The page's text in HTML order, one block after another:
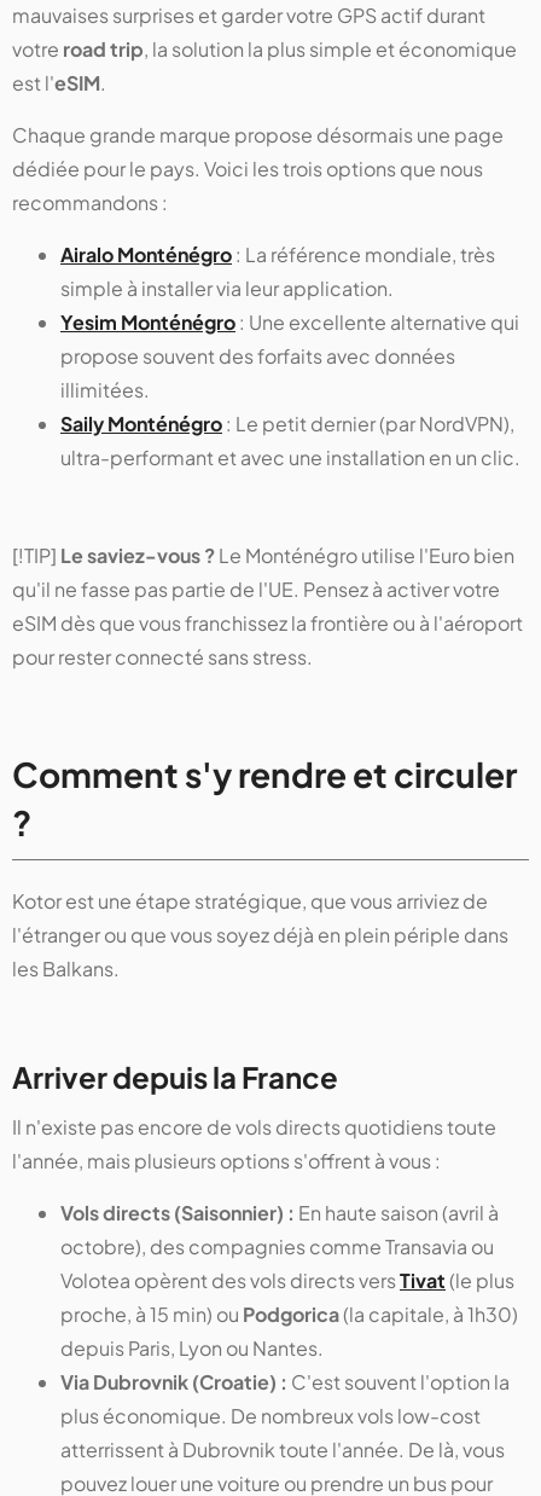
mauvaises surprises et garder votre GPS actif durant
votre road trip, la solution la plus simple et économique
est l'eSIM.
Chaque grande marque propose désormais une page
dédiée pour le pays. Voici les trois options que nous
recommandons :
Airalo Monténégro: La référence mondiale, très
simple à installer via leur application.
Yesim Monténégro: Une excellente alternative qui
propose souvent des forfaits avec données
illimitées.
Saily Monténégro: Le petit dernier (par NordVPN),
ultra-performant et avec une installation en un clic.
[!TIP] Le saviez-vous ?Le Monténégro utilise l'Euro bien
qu'il ne fasse pas partie de l'UE. Pensez à activer votre
eSIM dès que vous franchissez la frontière ou à l'aéroport
pour rester connecté sans stress.
Comment s'y rendre et circuler
?
Kotor est une étape stratégique, que vous arriviez de
l'étranger ou que vous soyez déjà en plein périple dans
les Balkans.
Arriver depuis la France
Il n'existe pas encore de vols directs quotidiens toute
l'année, mais plusieurs options s'offrent à vous :
Vols directs (Saisonnier) : En haute saison (avril à
octobre), des compagnies comme Transavia ou
Volotea opèrent des vols directs versTivat(le plus
proche, à 15 min) ou Podgorica(la capitale, à 1h30)
depuis Paris, Lyon ou Nantes.
Via Dubrovnik (Croatie) : C'est souvent l'option la
plus économique. De nombreux vols low-cost
atterrissent à Dubrovnik toute l'année. De là, vous
pouvez louer une voiture ou prendre un bus pour